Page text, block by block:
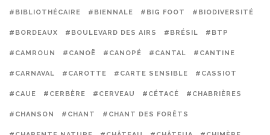
#BIBLIOTHÉCAIRE #BIENNALE #BIG FOOT #BIODIVERSITÉ
#BORDEAUX #BOULEVARD DES AIRS #BRÉSIL #BTP
#CAMROUN #CANOË #CANOPÉ #CANTAL #CANTINE
#CARNAVAL #CAROTTE #CARTE SENSIBLE #CASSIOT
#CAUE #CERBÈRE #CERVEAU #CÉTACÉ #CHABRIÈRES
#CHANSON #CHANT #CHANT DES FORÊTS